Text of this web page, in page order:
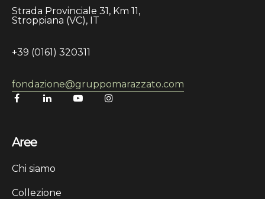
Strada Provinciale 31, Km 11,
Stroppiana (VC), IT
+39 (0161) 320311
fondazione@gruppomarazzato.com
Aree
Chi siamo
Collezione